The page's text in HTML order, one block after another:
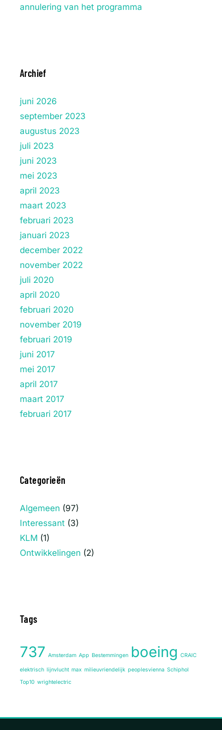
annulering van het programma
Archief
juni 2026
september 2023
augustus 2023
juli 2023
juni 2023
mei 2023
april 2023
maart 2023
februari 2023
januari 2023
december 2022
november 2022
juli 2020
april 2020
februari 2020
november 2019
februari 2019
juni 2017
mei 2017
april 2017
maart 2017
februari 2017
Categorieën
Algemeen (97)
Interessant (3)
KLM (1)
Ontwikkelingen (2)
Tags
737 Amsterdam App Bestemmingen boeing CRAIC
elektrisch lijnvlucht max milieuvriendelijk peoplesvienna Schiphol
Top10 wrightelectric